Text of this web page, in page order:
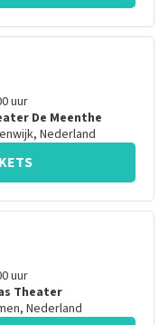
uur
De Meenthe
, Nederland
uur
Theater
, Nederland